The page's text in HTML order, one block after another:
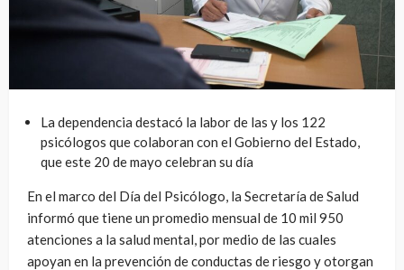
La dependencia destacó la labor de las y los 122
psicólogos que colaboran con el Gobierno del Estado,
que este 20 de mayo celebran su día
En el marco del Día del Psicólogo, la Secretaría de Salud
informó que tiene un promedio mensual de 10 mil 950
atenciones a la salud mental, por medio de las cuales
apoyan en la prevención de conductas de riesgo y otorgan